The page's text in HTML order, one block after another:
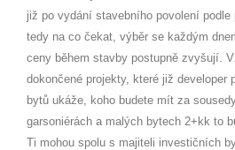
již po vydání stavebního povolení
tedy na co čekat, výběr se každým
ceny během stavby postupně zvyšují.
dokončené projekty, které již developer
bytů ukáže, koho budete mít za
garsoniérách a malých bytech 2+kk to
Ti mohou spolu s majiteli investičních